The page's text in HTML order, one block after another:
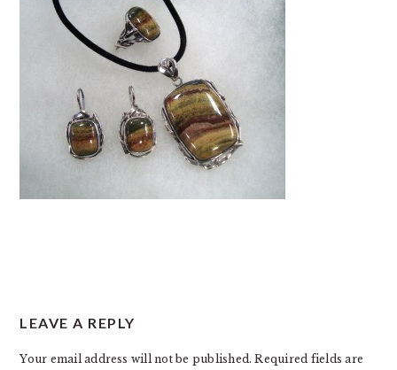
INTERACTIONS
LEAVE A REPLY
Your email address will not be published. Required fields are